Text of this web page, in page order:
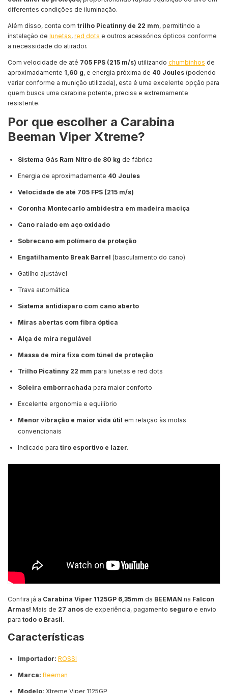
diferentes condições de iluminação.
Além disso, conta com trilho Picatinny de 22 mm, permitindo a
instalação de lunetas, red dots e outros acessórios ópticos conforme
a necessidade do atirador.
Com velocidade de até 705 FPS (215 m/s) utilizando chumbinhos de
aproximadamente 1,60 g, e energia próxima de 40 Joules (podendo
variar conforme a munição utilizada), esta é uma excelente opção para
quem busca uma carabina potente, precisa e extremamente
resistente.
Por que escolher a Carabina
Beeman Viper Xtreme?
Sistema Gás Ram Nitro de 80 kg de fábrica
Energia de aproximadamente 40 Joules
Velocidade de até 705 FPS (215 m/s)
Coronha Montecarlo ambidestra em madeira maciça
Cano raiado em aço oxidado
Sobrecano em polímero de proteção
Engatilhamento Break Barrel (basculamento do cano)
Gatilho ajustável
Trava automática
Sistema antidisparo com cano aberto
Miras abertas com fibra óptica
Alça de mira regulável
Massa de mira fixa com túnel de proteção
Trilho Picatinny 22 mm para lunetas e red dots
Soleira emborrachada para maior conforto
Excelente ergonomia e equilíbrio
Menor vibração e maior vida útil em relação às molas
convencionais
Indicado para tiro esportivo e lazer.
Confira já a Carabina Viper 1125GP 6,35mm da BEEMAN na Falcon
Armas! Mais de 27 anos de experiência, pagamento seguro e envio
para todo o Brasil.
Características
Importador: ROSSI
Marca: Beeman
Modelo: Xtreme Viper 1125GP